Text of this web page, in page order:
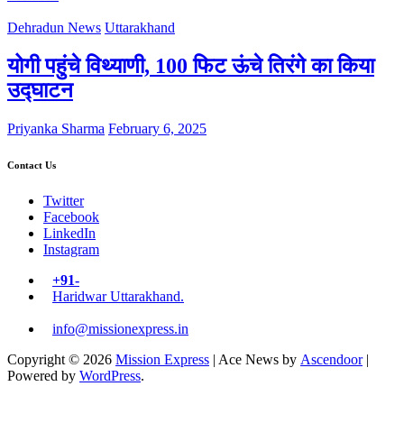
Dehradun News Uttarakhand
योगी पहुंचे विथ्याणी, 100 फिट ऊंचे तिरंगे का किया
उद्घाटन
Priyanka Sharma February 6, 2025
Contact Us
Twitter
Facebook
LinkedIn
Instagram
+91-
Haridwar Uttarakhand.
info@missionexpress.in
Copyright © 2026 Mission Express | Ace News by Ascendoor|
Powered by WordPress.